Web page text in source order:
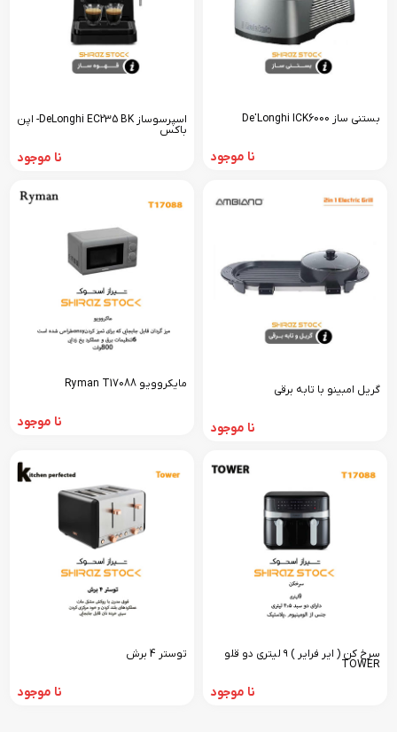
بستنی ساز De'Longhi ICK6000
نا موجود
اسپرسوساز DeLonghi EC235 BK- اپن
باکس
نا موجود
گریل امبینو با تابه برقی
نا موجود
مایکروویو Ryman T17088
نا موجود
سرخ کن ( ایر فرایر ) ۹ لیتری دو قلو
TOWER
نا موجود
توستر 4 برش
نا موجود